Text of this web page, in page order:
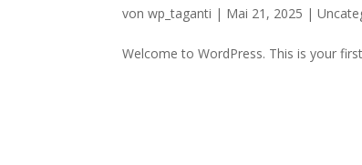
vonwp_taganti | Mai 21, 2025 |
Welcome to WordPress. This is your